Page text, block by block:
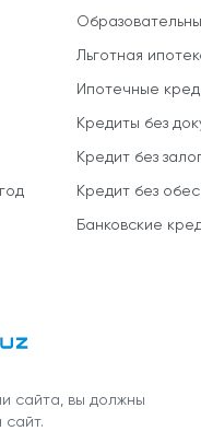
Льготная
Ипотечные
Кредиты без
Кредит без
Кредит без
Банковские
сайта, вы должны
сайт.